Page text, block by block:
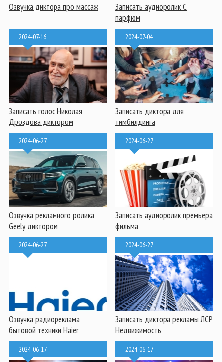
Озвучка диктора про массаж
Записать аудиоролик С
парфюм
2024-07-16
Записать голос Николая
Дроздова диктором
2024-07-04
Записать диктора для
тимбилдинга
2024-06-27
Озвучка рекламного ролика
Geely диктором
2024-06-27
Записать аудиоролик премьера
фильма
2024-06-27
Озвучка радиореклама
бытовой техники Haier
2024-06-27
Записать диктора рекламы ЛСР
Недвижимость
2024-06-17 2024-06-17